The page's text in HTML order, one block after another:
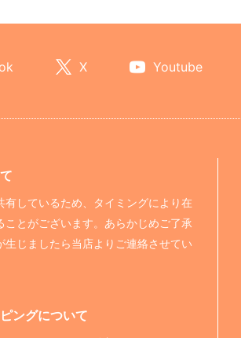
X Youtube
有しているため、タイミングにより在
ことがございます。あらかじめご了承
生じましたら当店よりご連絡させてい
ングについて